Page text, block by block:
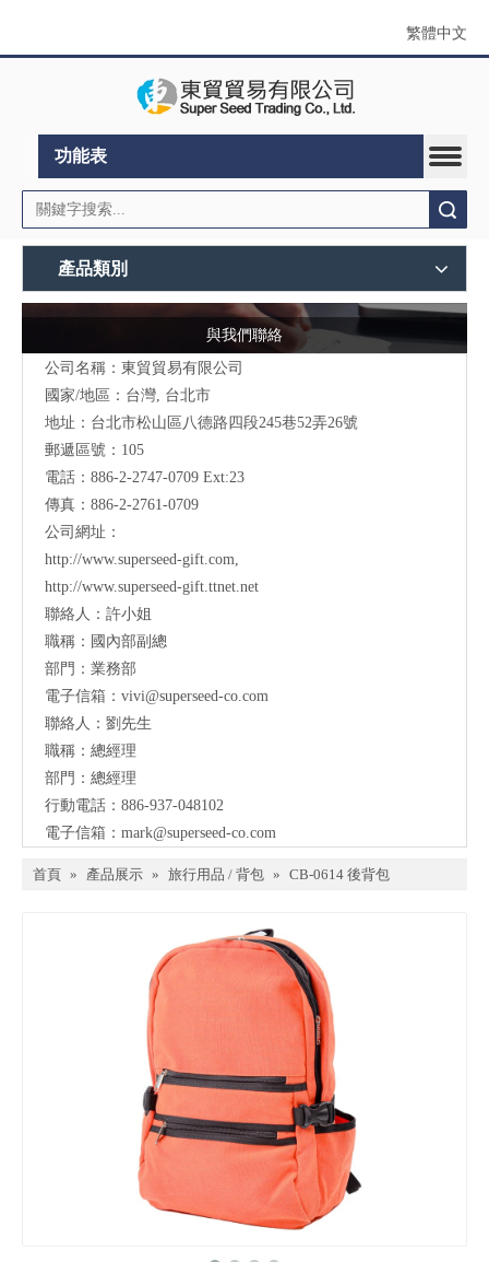
繁體中文
功能表
產品類別
與我們聯絡
公司名稱：東貿貿易有限公司
國家/地區：台灣, 台北市
地址： 台北市松山區八德路四段245巷52弄26號
郵遞區號：105
電話：886-2-2747-0709 Ext:23
傳真：886-2-2761-0709
公司網址：
http://www.superseed-gift.com
http://www.superseed-gift.ttnet.net
聯絡人：許小姐
職稱：國內部副總
部門：業務部
電子信箱： vivi@superseed-co.com
聯絡人：劉先生
職稱：總經理
部門：總經理
行動電話：886-937-048102
電子信箱： mark@superseed-co.com
首頁 » 產品展示 » 旅行用品 / 背包 » CB-0614 後背包